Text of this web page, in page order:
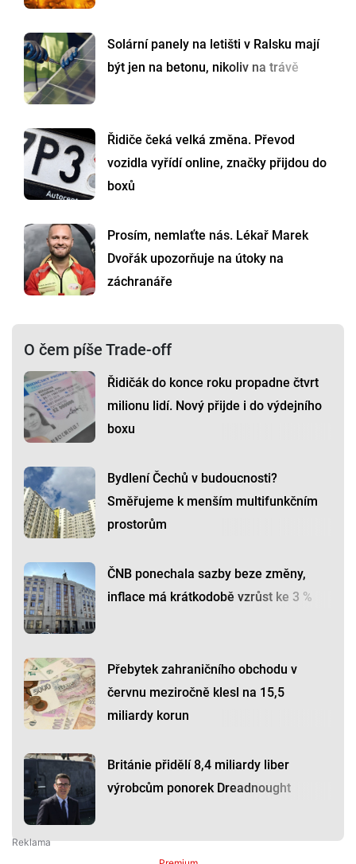
Solární panely na letišti v Ralsku mají
být jen na betonu, nikoliv na trávě
Řidiče čeká velká změna. Převod
vozidla vyřídí online, značky přijdou do
boxů
Prosím, nemlaťte nás. Lékař Marek
Dvořák upozorňuje na útoky na
záchranáře
O čem píše Trade-off
Řidičák do konce roku propadne čtvrt
milionu lidí. Nový přijde i do výdejního
boxu
Bydlení Čechů v budoucnosti?
Směřujeme k menším multifunkčním
prostorům
ČNB ponechala sazby beze změny,
inflace má krátkodobě vzrůst ke 3 %
Přebytek zahraničního obchodu v
červnu meziročně klesl na 15,5
miliardy korun
Británie přidělí 8,4 miliardy liber
výrobcům ponorek Dreadnought